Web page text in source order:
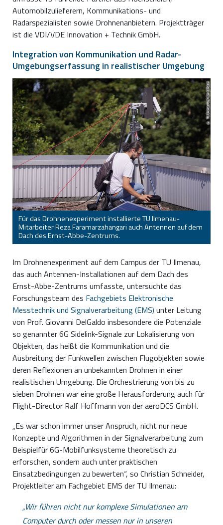
Automobilzulieferern, Kommunikations- und
Radarspezialisten sowie Drohnenanbietern. Projektträger
ist die VDI/VDE Innovation + Technik GmbH.
Integration von Kommunikation und Radar-
Umgebungserfassung in realistischer Umgebung
Für das Drohnenexperiment installierte TU Ilmenau-
Mitarbeiter Reza Faramarzahangari auch Antennen auf dem
Dach des Ernst-Abbe-Zentrums.
TU Ilmenau/Carsten Schauer
Im Drohnenexperiment auf dem Campus der TU Ilmenau,
das auch Antennen-Installationen auf dem Dach des
Ernst-Abbe-Zentrums umfasste, untersuchte das
Forschungsteam des Fachgebiets Elektronische
Messtechnik und Signalverarbeitung (EMS) unter Leitung
von Prof. Giovanni DelGaldo insbesondere die Potenziale
so genannter 6G Sidelink-Signale zur Lokalisierung von
Objekten, das heißt die Kommunikation und die
Ausbreitung der Funkwellen zwischen Flugobjekten sowie
deren Reflexionen an unbekannten Drohnen in einer
realistischen Umgebung. Die Orchestrierung von bis zu
sieben Drohnen war eine große Herausforderung auch für
Flight-Director Ralf Hoffmann von der aeroDCS GmbH.
„Es war schon immer unser Anspruch, nicht nur neue
Konzepte und Algorithmen in der Signalverarbeitung zum
Beispielfür 6G-Mobilfunksysteme theoretisch zu
erforschen, sondern auch unter praktischen
Einsatzbedingungen zu bewerten“, so Christian Schneider,
Projektleiter am Fachgebiet EMS der TU Ilmenau:
Wir führen nicht nur komplexe Simulationen am
Computer durch oder messen nur in unseren